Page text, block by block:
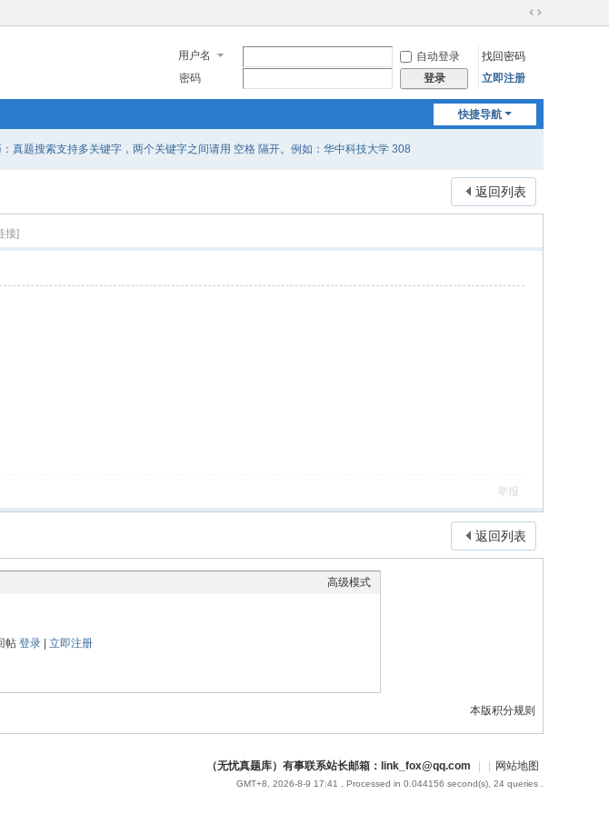
切
用户名 自动登录
找回密码
密码
登录 立即注册
快捷导航
真题搜索支持多关键字，两个关键字之间请用 空格 隔开。例如：华中科技大学 308
返回列表
接]
举报
返回列表
高级模式
帖 登录| 立即注册
本版积分规则
（无忧真题库）有事联系站长邮箱：link_fox@qq.com 网站地图
GMT+8, 2026-8-9 17:41 , Processed in 0.044156 second(s), 24 queries .